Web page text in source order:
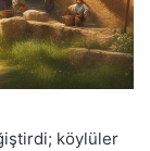
köylüler